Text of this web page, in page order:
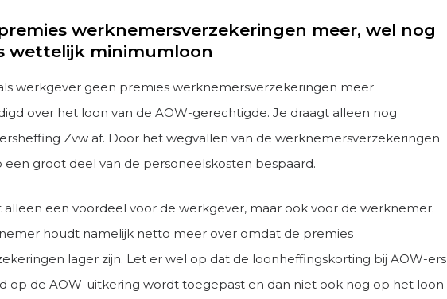
werknemersverzekeringen meer, wel nog
wettelijk minimumloon
werkgever geen premies werknemersverzekeringen meer
over het loon van de AOW-gerechtigde. Je draagt alleen nog
Zvw af. Door het wegvallen van de werknemersverzekeringen
groot deel van de personeelskosten bespaard.
alleen een voordeel voor de werkgever, maar ook voor de werknemer.
houdt namelijk netto meer over omdat de premies
lager zijn. Let er wel op dat de loonheffingskorting bij AOW-ers
op de AOW-uitkering wordt toegepast en dan niet ook nog op het loon